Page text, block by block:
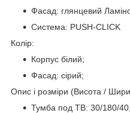
Фасад: глянцевий
Система: PUSH-CLICK
Колір:
Корпус білий;
Фасад: сірий;
Опис і розміри (Висота /
Тумба под ТВ: 30/180/